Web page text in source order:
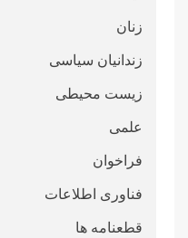
زنان
زندانیان سیاسی
زیست محیطی
علمی
فراخوان
فناوری اطلاعات
قطعنامە ها